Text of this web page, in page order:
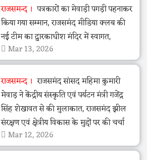
राजसमन्द
पत्रकारों का मेवाड़ी पगड़ी पहनाकर
किया गया सम्मान, राजसमंद मीडिया क्लब की
नई टीम का द्वारकाधीश मंदिर में स्वागत,
Mar 13, 2026
राजसमन्द
राजसमंद सांसद महिमा कुमारी
मेवाड़ ने केंद्रीय संस्कृति एवं पर्यटन मंत्री गजेंद्र
सिंह शेखावत से की मुलाकात, राजसमंद झील
संरक्षण एवं क्षेत्रीय विकास के मुद्दों पर की चर्चा
Mar 12, 2026